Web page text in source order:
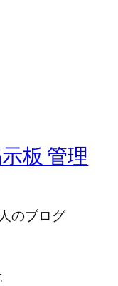
板 管理
のブログ